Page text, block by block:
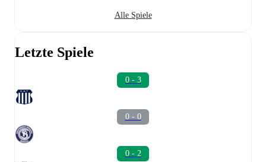
Alle Spiele
Letzte Spiele
0 - 3
0 - 0
0 - 2